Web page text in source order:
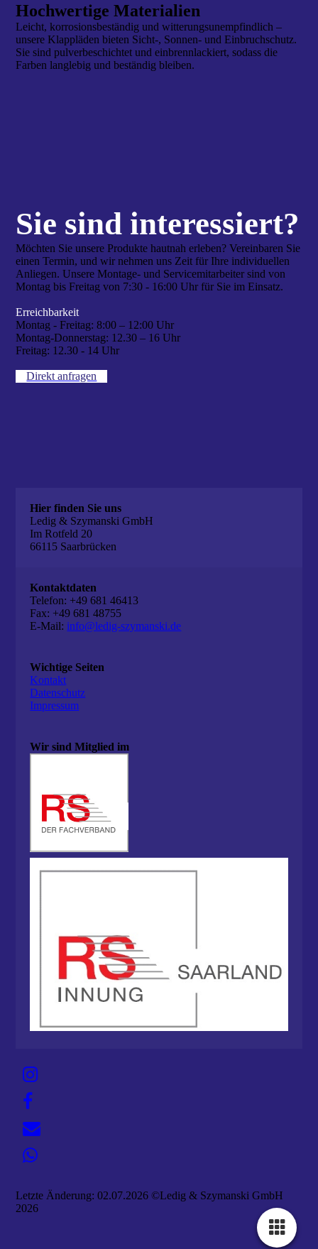
Hochwertige Materialien
Leicht, korrosionsbeständig und witterungsunempfindlich –
unsere Klappläden bieten Sicht-, Sonnen- und Einbruchschutz.
Sie sind pulverbeschichtet und einbrennlackiert, sodass die
Farben langlebig und beständig bleiben.
Sie sind interes­siert?
Möchten Sie unsere Produkte hautnah erleben? Vereinbaren Sie
einen Termin, und wir nehmen uns Zeit für Ihre individuellen
Anliegen. Unsere Montage- und Servicemitarbeiter sind von
Montag bis Freitag von 7:30 - 16:00 Uhr für Sie im Einsatz.
Erreichbarkeit
Montag - Freitag: 8:00 – 12:00 Uhr
Montag-Donnerstag: 12.30 – 16 Uhr
Freitag: 12.30 - 14 Uhr
Direkt anfragen
Hier finden Sie uns
Ledig & Szymanski GmbH
Im Rotfeld 20
66115 Saarbrücken
Kontaktdaten
Telefon: +49 681 46413
Fax: +49 681 48755
E-Mail: info@ledig-szymanski.de
Wichtige Seiten
Kontakt
Datenschutz
Impressum
Wir sind Mitglied im
Letzte Änderung: 02.07.2026 ©Ledig & Szymanski GmbH
2026